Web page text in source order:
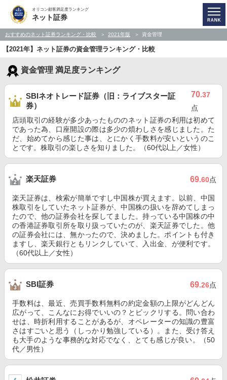
オリコン顧客満足度ランキング
ネット証券
おすすめのネット証券ランキング・比較 2021年版 資金管理
【2021年】ネット証券の資金管理ランキング・比較
資金管理 満足度ランキング
SBIネオトレード証券（旧：ライブスター証
券）
70.37
点
店頭取引の経験が多少あったもののネット証券の利用は初めて
であった為、口座開設の際は多少の煩わしさを感じました。た
だ、始めてから感じた事は、とにかく手数料が安いというのこ
とです。株取引の楽しさを知りました。（60代以上／女性）
楽天証券 69.60点
楽天証券は、検索が簡単ですし中国株が買えます。以前、中国
株取引をしていたネット証券が、中国株の扱いを辞めてしまっ
たので、他の証券会社を探してました。持っている中国株の中
の香港証券取引所を取り扱っていたのが、楽天証券でした。他
の証券会社には、無かったので、決めました。ポイントも付き
ますし、楽天銀行ともリンクしていて、入出金、が便利です。
（60代以上／女性）
SBI証券 69.26点
手数料は、最近、売買手数料無料の約定金額の上限がどんどん
広がって、こんなにお得でいいの？とビックリする。問い合わ
せは、時折利用することがあるが、オペレーターの知識の豊富
さはすごいと思う（しっかり勉強している）。また、受け答え
も大手のような事務的な対応でなく、とても感じが良い。（50
代／男性）